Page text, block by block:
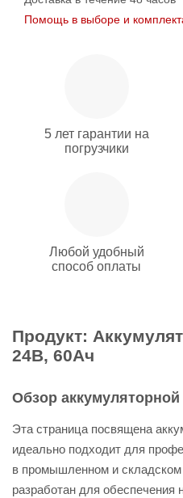
Помощь в выборе и
5 лет гарантии на
погрузчики
Любой удобный
способ оплаты
Продукт:
24В, 60Ач
Обзор аккумуляторной
Эта страница посвящена
идеально подходит для
в промышленном и
разработан для обеспечения